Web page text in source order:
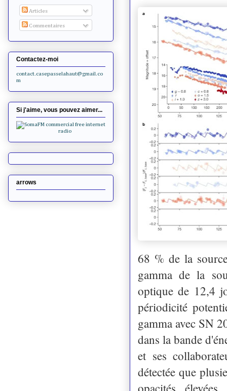
68 % de la
gamma de la
optique de 12,4
périodicité
gamma avec SN
dans la bande
et ses
détectée que
opacités
Articles
Commentaires
Contactez-moi
contact.casepasselahaut@gmail.co
m
Si j'aime, vous pouvez aimer...
arrows